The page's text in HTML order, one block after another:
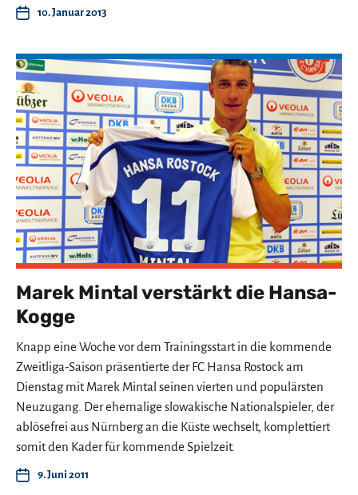
10. Januar 2013
Marek Mintal verstärkt die Hansa-
Kogge
Knapp eine Woche vor dem Trainingsstart in die kommende
Zweitliga-Saison präsentierte der FC Hansa Rostock am
Dienstag mit Marek Mintal seinen vierten und populärsten
Neuzugang. Der ehemalige slowakische Nationalspieler, der
ablösefrei aus Nürnberg an die Küste wechselt, komplettiert
somit den Kader für kommende Spielzeit.
9. Juni 2011